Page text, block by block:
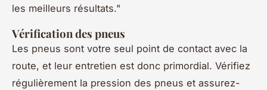
les meilleurs résultats."
Vérification des pneus
Les pneus sont votre seul point de contact avec la
route, et leur entretien est donc primordial. Vérifiez
régulièrement la pression des pneus et assurez-